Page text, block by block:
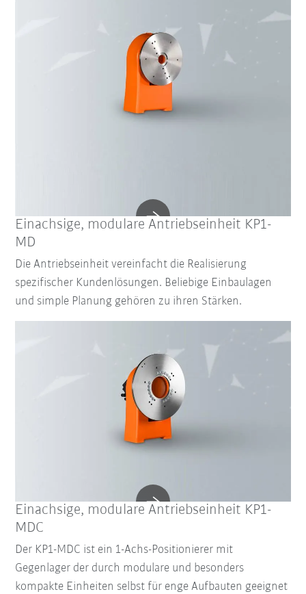
Einachsige, modulare Antriebseinheit KP1-
MD
Die Antriebseinheit vereinfacht die Realisierung
spezifischer Kundenlösungen. Beliebige Einbaulagen
und simple Planung gehören zu ihren Stärken.
Einachsige, modulare Antriebseinheit KP1-
MDC
Der KP1-MDC ist ein 1-Achs-Positionierer mit
Gegenlager der durch modulare und besonders
kompakte Einheiten selbst für enge Aufbauten geeignet